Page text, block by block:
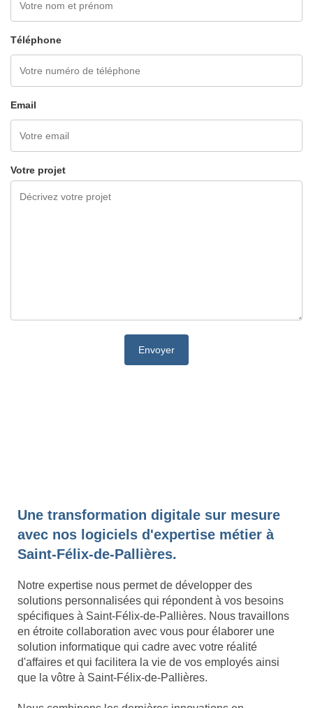
Téléphone
Email
Votre projet
Une transformation digitale sur mesure
avec nos logiciels d'expertise métier à
Saint-Félix-de-Pallières.
Notre expertise nous permet de développer des
solutions personnalisées qui répondent à vos besoins
spécifiques à Saint-Félix-de-Pallières. Nous travaillons
en étroite collaboration avec vous pour élaborer une
solution informatique qui cadre avec votre réalité
d'affaires et qui facilitera la vie de vos employés ainsi
que la vôtre à Saint-Félix-de-Pallières.